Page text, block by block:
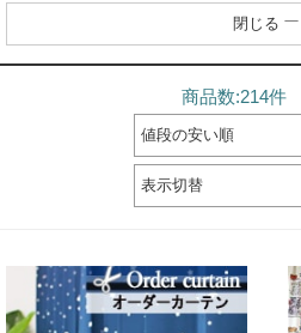
閉じる
商品数:214件
値段の安い順
表示切替